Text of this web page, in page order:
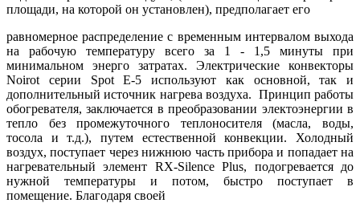
площади, на которой он установлен), предполагает его
равномерное распределение с временным интервалом выхода
на рабочую температуру всего за 1 - 1,5 минуты при
минимальном энерго затратах. Электрические конвекторы
Noirot серии Spot E-5 используют как основной, так и
дополнительный источник нагрева воздуха. Принцип работы
обогревателя, заключается в преобразовании электоэнергии в
тепло без промежуточного теплоносителя (масла, воды,
тосола и т.д.), путем естественной конвекции. Холодный
воздух, поступает через нижнюю часть прибора и попадает на
нагревательный элемент RX-Silence Plus, подогревается до
нужной температуры и потом, быстро поступает в
помещение. Благодаря своей